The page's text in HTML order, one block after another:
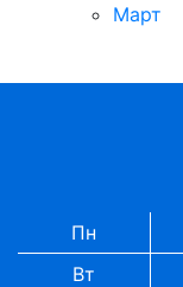
Март
Пн
Вт